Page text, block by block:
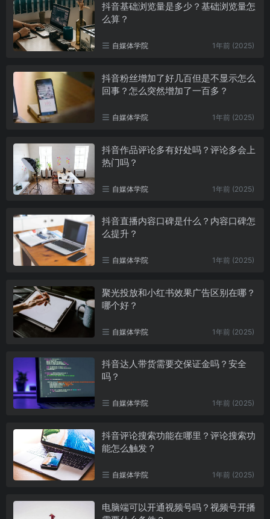
抖音基础浏览量是多少？基础浏览量怎
么算？
自媒体学院 1年前 (2025)
抖音粉丝增加了好几百但是不显示怎么
回事？怎么突然增加了一百多？
自媒体学院 1年前 (2025)
抖音作品评论多有好处吗？评论多会上
热门吗？
自媒体学院 1年前 (2025)
抖音直播内容口碑是什么？内容口碑怎
么提升？
自媒体学院 1年前 (2025)
聚光投放和小红书效果广告区别在哪？
哪个好？
自媒体学院 1年前 (2025)
抖音达人带货需要交保证金吗？安全
吗？
自媒体学院 1年前 (2025)
抖音评论搜索功能在哪里？评论搜索功
能怎么触发？
自媒体学院 1年前 (2025)
电脑端可以开通视频号吗？视频号开播